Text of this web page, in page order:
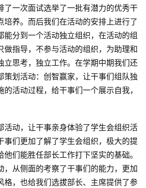
了一次面试选举了一批有潜力的优秀干
培养。而后我们在活动的安排上进行了
能分到一个活动独立组织，在活动的组
做指导，不参与活动的组织，为助理和
立思考，独立工作。在学期中期我们还
策划活动：创智赢家，让干事们组队独
活动过程，给干事们一个展示自我，
活动，让干事亲身体验了学生会组织活
事们更加了解了学生会组织，极大的提
们能胜任部长工作打下坚实的基础。
，从侧面的考察了干事们的能力，更加
格，也给我们选拔部长、主席提供了参